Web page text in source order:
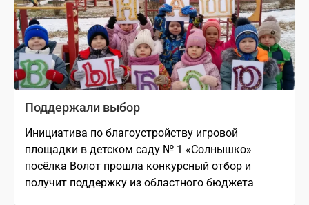
Поддержали выбор
Инициатива по благоустройству игровой
площадки в детском саду № 1 «Солнышко»
посёлка Волот прошла конкурсный отбор и
получит поддержку из областного бюджета